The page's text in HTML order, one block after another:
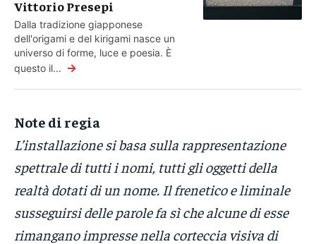
Vittorio Presepi
Dalla tradizione giapponese
dell'origami e del kirigami nasce un
universo di forme, luce e poesia. È
questo il... →
Note di regia
L’installazione si basa sulla rappresentazione
spettrale di tutti i nomi, tutti gli oggetti della
realtà dotati di un nome. Il frenetico e liminale
susseguirsi delle parole fa sì che alcune di esse
rimangano impresse nella corteccia visiva di